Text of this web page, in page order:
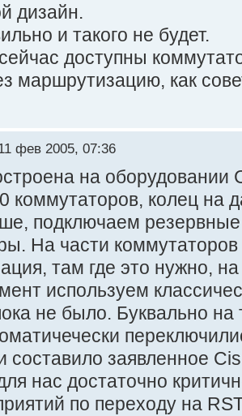
дизайн.
и такого не будет.
доступны
маршрутизацию, как
фев 2005, 07:36
на оборудовании
коммутаторов, колец
подключаем
На части коммутаторов
там где это нужно,
используем
не было. Буквально на
составило заявленное
нас достаточно
по переходу на